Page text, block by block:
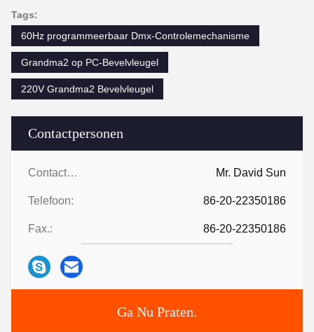
Contactpersonen
Contactpersonen: Mr. David Sun
Telefoon: 86-20-22350186
Fax.: 86-20-22350186
Ga Nu Praten.
Tags:
60Hz programmeerbaar Dmx-Controlemechanisme
Grandma2 op PC-Bevelvleugel
220V Grandma2 Bevelvleugel